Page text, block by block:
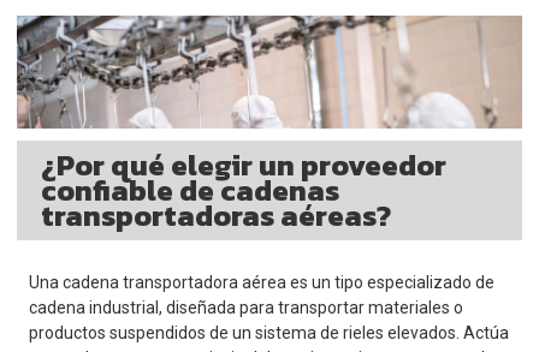
¿Por qué elegir un proveedor
confiable de cadenas
transportadoras aéreas?
Una cadena transportadora aérea es un tipo especializado de
cadena industrial, diseñada para transportar materiales o
productos suspendidos de un sistema de rieles elevados. Actúa